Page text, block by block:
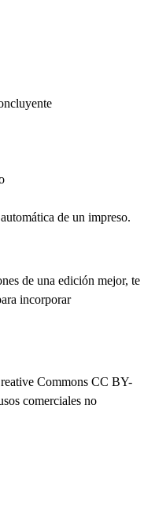
de un impreso.
de una edición mejor, te
incorporar
Commons CC BY-
comerciales no